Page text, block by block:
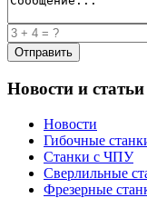
Новости и статьи
Новости
Гибочные
Станки с ЧПУ
Сверлильные
Фрезерные